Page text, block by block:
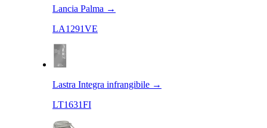
Lancia Palma →
LA1291VE
Lastra Integra infrangibile →
LT1631FI